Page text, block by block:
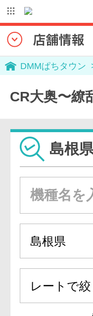
DMMぱちタウン
CR大奥〜繚
島根